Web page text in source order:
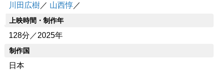
川田広樹／ 山西惇／
上映時間・制作年
128分／2025年
制作国
日本